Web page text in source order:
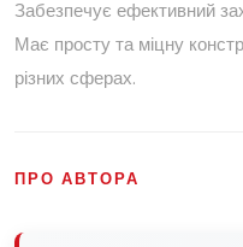
Забезпечує ефективний
Має просту та міцну
різних сферах.
ПРО АВТОРА